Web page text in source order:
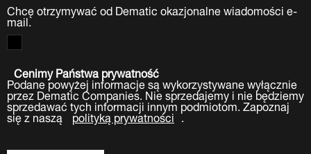
Chcę otrzymywać od Dematic okazjonalne wiadomości e-
mail.
Cenimy Państwa prywatność
Podane powyżej informacje są wykorzystywane wyłącznie
przez Dematic Companies. Nie sprzedajemy i nie będziemy
sprzedawać tych informacji innym podmiotom. Zapoznaj
się z naszą polityką prywatności .